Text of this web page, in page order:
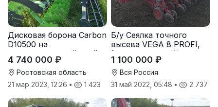
Дисковая борона Carbon
D10500 на
подпружиненной стойке
(3D)
4 740 000 ₽
Ростовская область
21 мар 2023, 12:26 • 1 423
Б/у Сеялка точного
высева VEGA 8 PROFI,
(производство Червона
Зирка), 2016 г., в
отличном состоянии
1 100 000 ₽
Вся Россия
31 май 2022, 05:48 • 2 737